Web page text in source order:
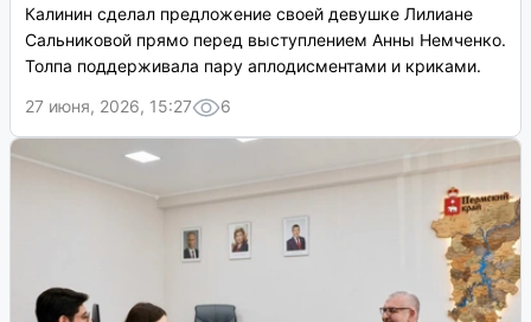
Калинин сделал предложение своей девушке Лилиане
Сальниковой прямо перед выступлением Анны Немченко.
Толпа поддерживала пару аплодисментами и криками.
27 июня, 2026, 15:27
6